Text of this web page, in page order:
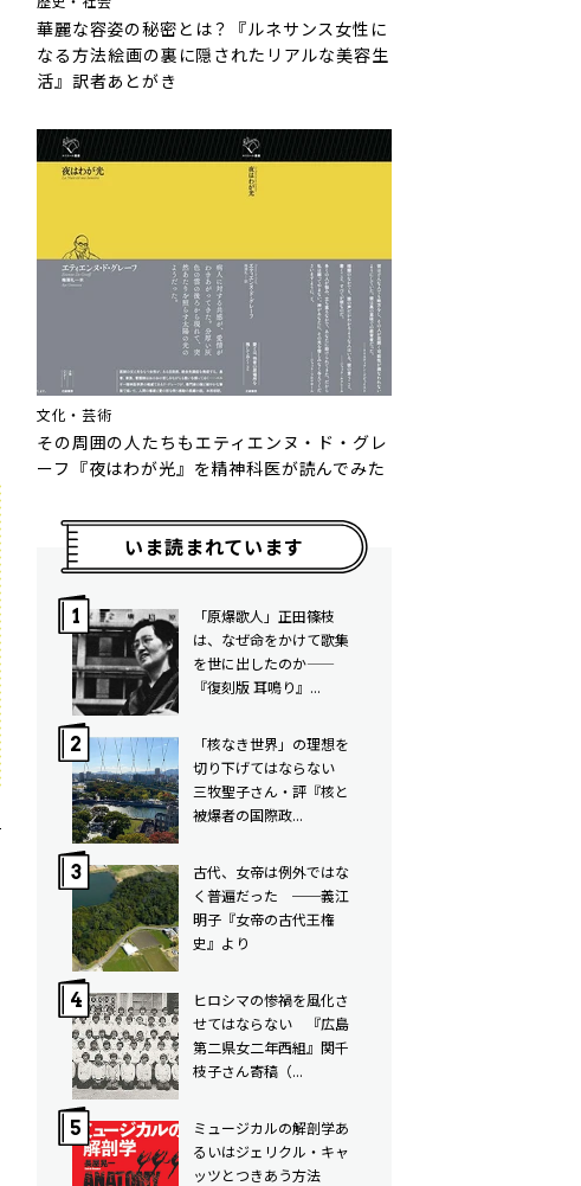
華麗な容姿の秘密とは？『ルネサンス女性に
なる方法――絵画の裏に隠されたリアルな美容生
活』訳者あとがき
文化・芸術
その周囲の人たちも――エティエンヌ・ド・グレ
ーフ『夜はわが光』を精神科医が読んでみた
いま読まれています
「原爆歌人」正田篠枝
は、なぜ命をかけて歌集
を世に出したのか——
『復刻版 耳鳴り』...
「核なき世界」の理想を
切り下げてはならない
三牧聖子さん・評『核と
被爆者の国際政...
古代、女帝は例外ではな
く普遍だった ──義江
明子『女帝の古代王権
史』より
ヒロシマの惨禍を風化さ
せてはならない 『広島
第二県女二年西組』関千
枝子さん寄稿（...
ミュージカルの解剖学――あ
るいはジェリクル・キャ
ッツとつきあう方法